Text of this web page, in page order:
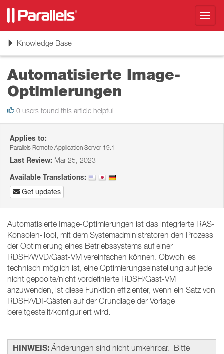
ToggleKnowledge Base
Automatisierte Image-
Optimierungen
0 users found this article helpful
Applies to:
Parallels Remote Application Server 19.1
Last Review: Mar 25, 2023
Available Translations:
Get updates
Automatisierte Image-Optimierungen ist das integrierte RAS-
Konsolen-Tool, mit dem Systemadministratoren den Prozess
der Optimierung eines Betriebssystems auf einer
RDSH/WVD/Gast-VM vereinfachen können. Obwohl es
technisch möglich ist, eine Optimierungseinstellung auf jede
nicht gepoolte/nicht vordefinierte RDSH/Gast-VM
anzuwenden, ist diese Funktion effizienter, wenn ein Satz von
RDSH/VDI-Gästen auf der Grundlage der Vorlage
bereitgestellt/konfiguriert wird.
HINWEIS: Änderungen sind nicht umkehrbar. Bitte